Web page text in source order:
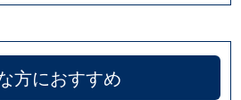
方におすすめ